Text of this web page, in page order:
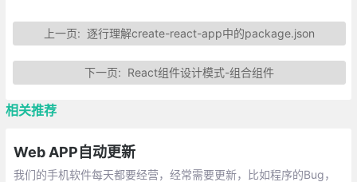
上一页: 逐行理解create-react-app中的package.json
下一页: React组件设计模式-组合组件
相关推荐
Web APP自动更新
我们的手机软件每天都要经营，经常需要更新，比如程序的Bug，